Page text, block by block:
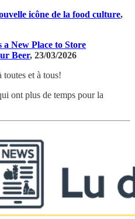
icône de la food culture,
a New Place to Store
Beer, 23/03/2026
toutes et à tous!
ont plus de temps pour la